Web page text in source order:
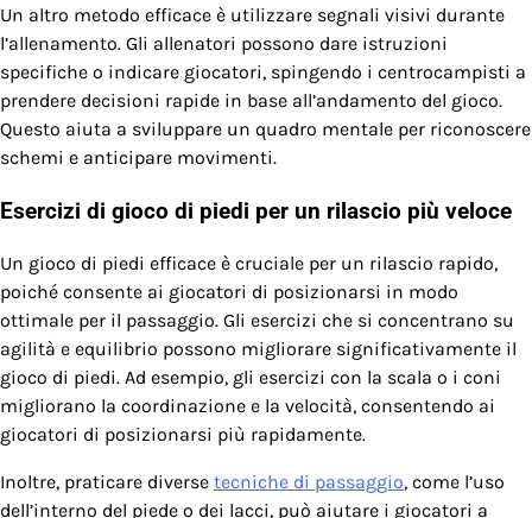
Un altro metodo efficace è utilizzare segnali visivi durante
l’allenamento. Gli allenatori possono dare istruzioni
specifiche o indicare giocatori, spingendo i centrocampisti a
prendere decisioni rapide in base all’andamento del gioco.
Questo aiuta a sviluppare un quadro mentale per riconoscere
schemi e anticipare movimenti.
Esercizi di gioco di piedi per un rilascio più veloce
Un gioco di piedi efficace è cruciale per un rilascio rapido,
poiché consente ai giocatori di posizionarsi in modo
ottimale per il passaggio. Gli esercizi che si concentrano su
agilità e equilibrio possono migliorare significativamente il
gioco di piedi. Ad esempio, gli esercizi con la scala o i coni
migliorano la coordinazione e la velocità, consentendo ai
giocatori di posizionarsi più rapidamente.
Inoltre, praticare diverse tecniche di passaggio, come l’uso
dell’interno del piede o dei lacci, può aiutare i giocatori a